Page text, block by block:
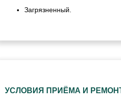
Загрязненный.
УСЛОВИЯ ПРИЁМА И